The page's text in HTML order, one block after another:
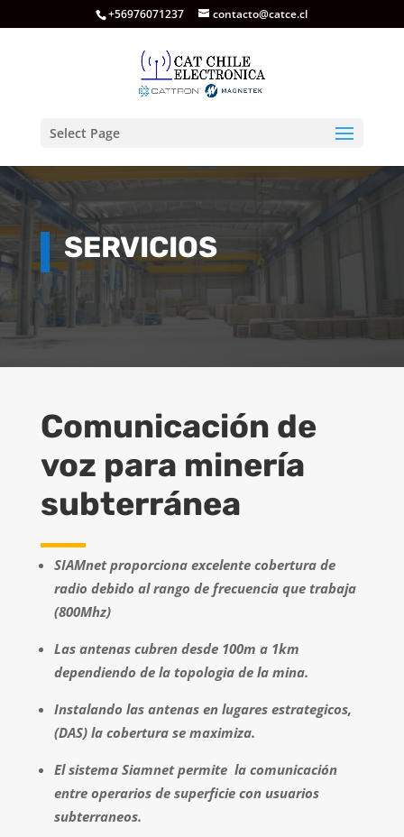
+56976071237 contacto@catce.cl
Select Page
SERVICIOS
Comunicación de
voz para minería
subterránea
SIAMnet proporciona excelente cobertura de
radio debido al rango de frecuencia que trabaja
(800Mhz)
Las antenas cubren desde 100m a 1km
dependiendo de la topologia de la mina.
Instalando las antenas en lugares estrategicos,
(DAS) la cobertura se maximiza.
El sistema Siamnet permite la comunicación
entre operarios de superficie con usuarios
subterraneos.